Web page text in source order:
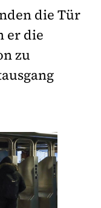
die Tür
er die
zu